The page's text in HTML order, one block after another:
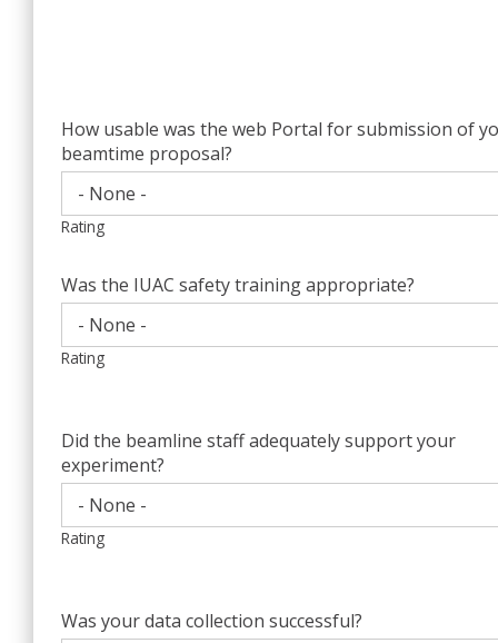
How usable was the web Portal for submission of
beamtime proposal?
Rating
Was the IUAC safety training appropriate?
Rating
Did the beamline staff adequately support your
experiment?
Rating
Was your data collection successful?